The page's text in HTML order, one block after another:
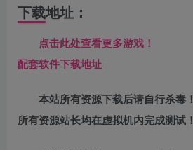
下载地址：
点击此处查看更多游戏！
配套软件下载地址
本站所有资源下载后请自行杀毒！
所有资源站长均在虚拟机内完成测试！